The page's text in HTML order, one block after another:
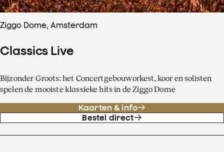
Ziggo Dome, Amsterdam
Classics Live
Bijzonder Groots: het Concertgebouworkest, koor en solisten
spelen de mooiste klassieke hits in de Ziggo Dome
Kaarten & info
Bestel direct